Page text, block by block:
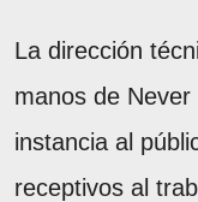
La dirección
manos de
instancia al
receptivos al